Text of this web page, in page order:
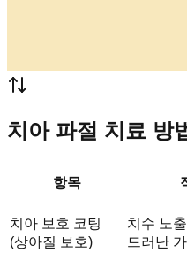
치아 파절 치료 방
항목
치아 보호 코팅
(상아질 보호)
치수 노
드러난